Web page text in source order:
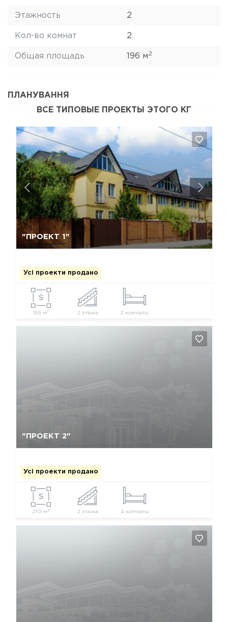
Этажность 2
Кол-во комнат 2
Общая площадь 196 м2
ПЛАНУВАННЯ
ВСЕ ТИПОВЫЕ ПРОЕКТЫ ЭТОГО КГ
"ПРОЕКТ 1"
Усі проекти продано
159 м 2 2 этажа 2 комнаты
Відміна
"ПРОЕКТ 2"
Усі проекти продано
210 м 2 2 этажа 4 комнаты